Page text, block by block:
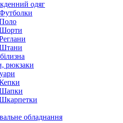
одяг
рюкзаки
обладнання